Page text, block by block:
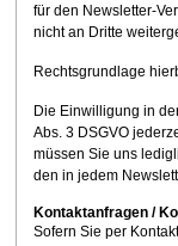
für den Newsletter-
nicht an Dritte
Rechtsgrundlage
Die Einwilligung in
Abs. 3 DSGVO
müssen Sie uns
den in jedem
Kontaktanfragen /
Sofern Sie per